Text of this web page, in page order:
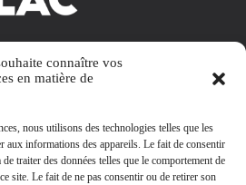
connaître vos
en matière de
nous utilisons des technologies telles que les
aux informations des appareils. Le fait de consentir
traiter des données telles que le comportement de
site. Le fait de ne pas consentir ou de retirer son